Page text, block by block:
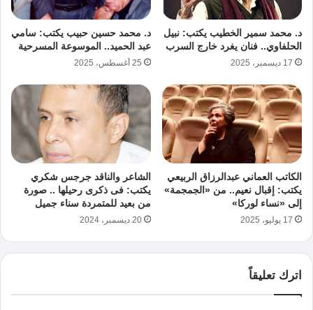
د. محمد سمير الخطيب يكتب: نبيل
الحلفاوي.. فنان يغرد خارج السرب
17 ديسمبر، 2025
د. محمد حسين حبيب يكتب: سامي
عبد الحميد.. الموسوعة المسرحية
25 أغسطس، 2025
الكاتب العماني عبدالرزاق الربيعي
يكتب: إقبال نعيم.. من «الجمجمة»
إلى «نساء لوركا»
17 يوليو، 2025
الشاعر والناقد جرجس شكري
يكتب: فى ذكرى رحيلها .. صورة
من بعيد للمتمردة سناء جميل
20 ديسمبر، 2024
اترك تعليقاً